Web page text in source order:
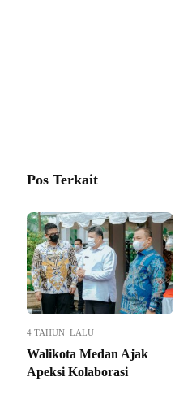
Pos Terkait
4 TAHUN LALU
Walikota Medan Ajak
Apeksi Kolaborasi